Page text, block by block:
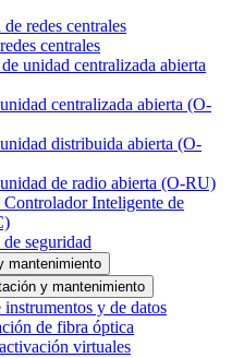
redes centrales
centrales
unidad centralizada abierta
centralizada abierta (O-
distribuida abierta (O-
de radio abierta (O-RU)
Controlador Inteligente de
seguridad
mantenimiento
y mantenimiento
instrumentos y de datos
de fibra óptica
virtuales